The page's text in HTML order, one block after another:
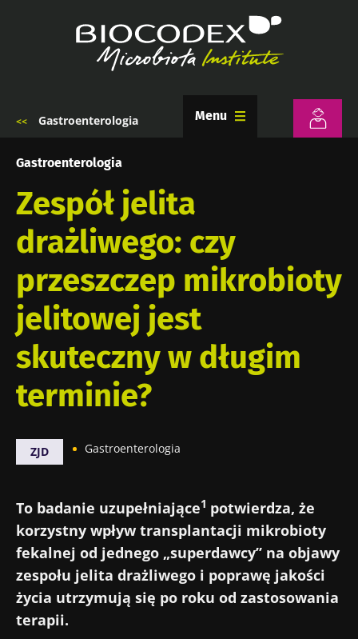
Gastroenterologia Menu
Gastroenterologia
Zespół jelita
drażliwego: czy
przeszczep mikrobioty
jelitowej jest
skuteczny w długim
terminie?
ZJD Gastroenterologia
To badanie uzupełniające1 potwierdza, że
korzystny wpływ transplantacji mikrobioty
fekalnej od jednego „superdawcy” na objawy
zespołu jelita drażliwego i poprawę jakości
życia utrzymują się po roku od zastosowania
terapii.